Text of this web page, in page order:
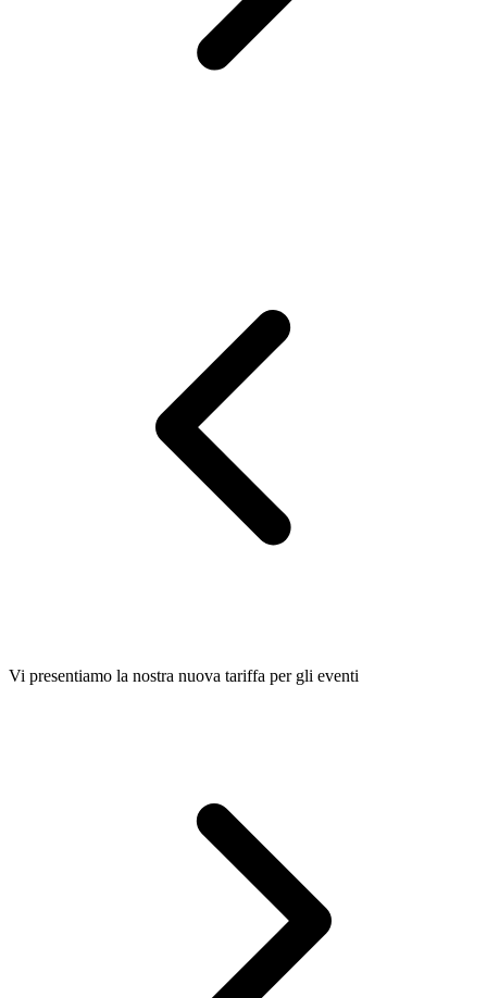
Vi presentiamo la nostra nuova tariffa per gli eventi